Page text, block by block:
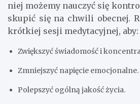
niej możemy nauczyć się
skupić się na chwili obecnej.
krótkiej sesji medytacyjnej, aby:
Zwiększyć świadomość i
Zmniejszyć napięcie emocjonalne.
Polepszyć ogólną jakość życia.